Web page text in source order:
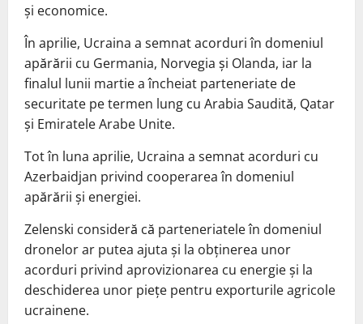
și economice.
În aprilie, Ucraina a semnat acorduri în domeniul
apărării cu Germania, Norvegia și Olanda, iar la
finalul lunii martie a încheiat parteneriate de
securitate pe termen lung cu Arabia Saudită, Qatar
și Emiratele Arabe Unite.
Tot în luna aprilie, Ucraina a semnat acorduri cu
Azerbaidjan privind cooperarea în domeniul
apărării și energiei.
Zelenski consideră că parteneriatele în domeniul
dronelor ar putea ajuta și la obținerea unor
acorduri privind aprovizionarea cu energie și la
deschiderea unor piețe pentru exporturile agricole
ucrainene.